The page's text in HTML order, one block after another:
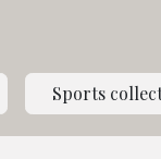
Sports